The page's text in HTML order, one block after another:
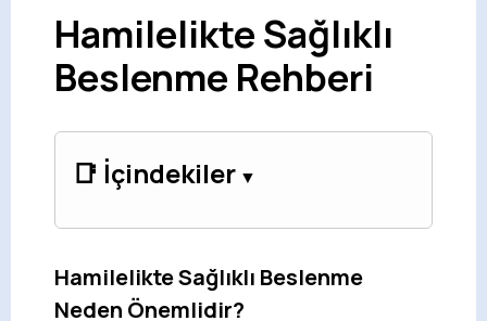
Hamilelikte Sağlıklı
Beslenme Rehberi
📑 İçindekiler
Hamilelikte Sağlıklı Beslenme
Neden Önemlidir?